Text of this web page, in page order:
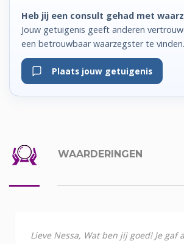
Heb jij een consult gehad met
Jouw getuigenis geeft anderen
een betrouwbaar waarzegster te vinden.
Plaats jouw getuigenis
WAARDERINGEN
Lieve Nessa, Wat ben jij goed! Je gaf